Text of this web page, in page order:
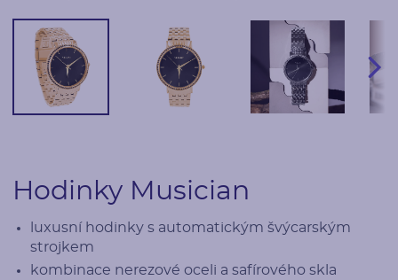
Hodinky Musician
luxusní hodinky s automatickým švýcarským
strojkem
kombinace nerezové oceli a safírového skla